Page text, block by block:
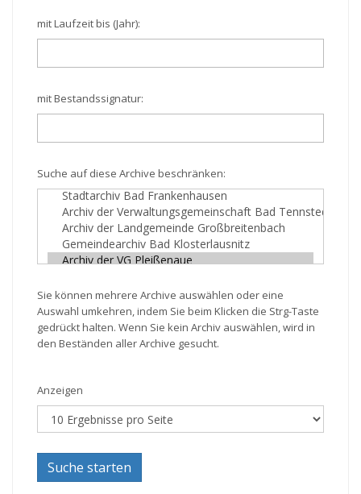
mit Laufzeit bis (Jahr):
mit Bestandssignatur:
Suche auf diese Archive beschränken:
Sie können mehrere Archive auswählen oder eine
Auswahl umkehren, indem Sie beim Klicken die Strg-Taste
gedrückt halten. Wenn Sie kein Archiv auswählen, wird in
den Beständen aller Archive gesucht.
Anzeigen
Suche starten